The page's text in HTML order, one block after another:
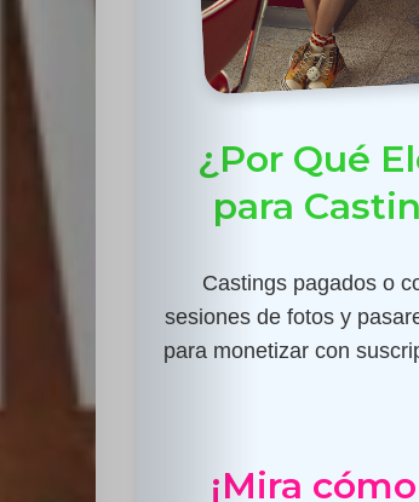
¿Por Qué
para
Castings pagados o
sesiones de fotos y
para monetizar con
¡Mira